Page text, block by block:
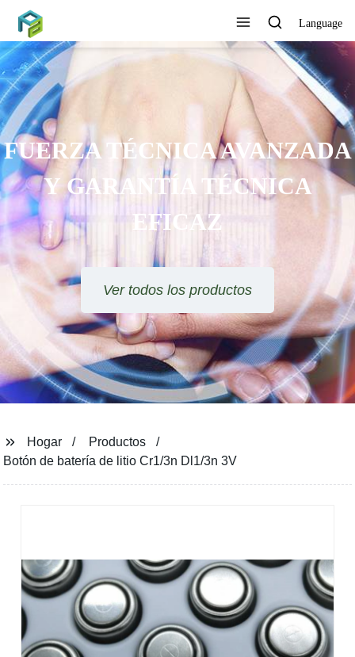
Language
FUERZA TÉCNICA AVANZADA
Y GARANTÍA TÉCNICA
EFICAZ
Ver todos los productos
Hogar
Productos
Botón de batería de litio Cr1/3n Dl1/3n 3V